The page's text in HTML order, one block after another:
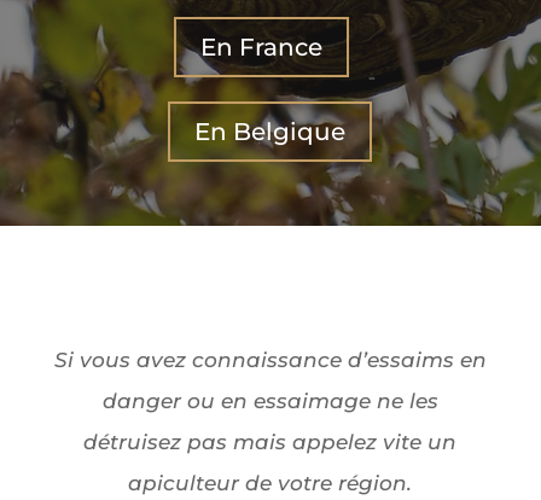
En France
En Belgique
Si vous avez connaissance d’essaims en
danger ou en essaimage ne les
détruisez pas mais appelez vite un
apiculteur de votre région.